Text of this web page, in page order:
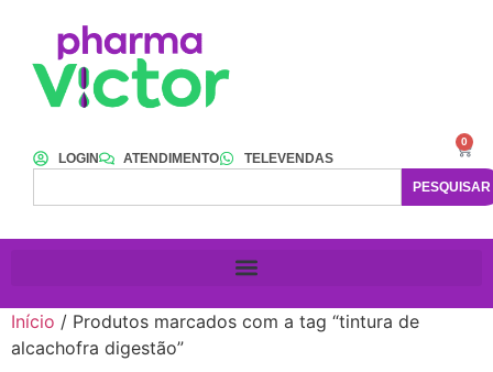
LOGIN ATENDIMENTO
TELEVENDAS
PESQUISAR
0
Início / Produtos marcados com a tag “tintura de
alcachofra digestão”